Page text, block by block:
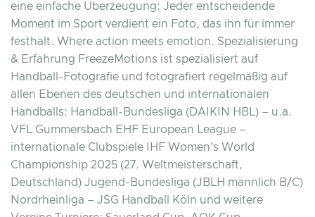
eine einfache Überzeugung: Jeder entscheidende
Moment im Sport verdient ein Foto, das ihn für immer
festhält. Where action meets emotion. Spezialisierung
& Erfahrung FreezeMotions ist spezialisiert auf
Handball-Fotografie und fotografiert regelmäßig auf
allen Ebenen des deutschen und internationalen
Handballs: Handball-Bundesliga (DAIKIN HBL) – u.a.
VFL Gummersbach EHF European League –
internationale Clubspiele IHF Women's World
Championship 2025 (27. Weltmeisterschaft,
Deutschland) Jugend-Bundesliga (JBLH männlich B/C)
Nordrheinliga – JSG Handball Köln und weitere